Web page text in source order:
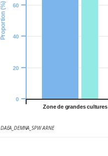
Proportion (%)
Zone de grandes cultures
0
20
40
60
ARNE